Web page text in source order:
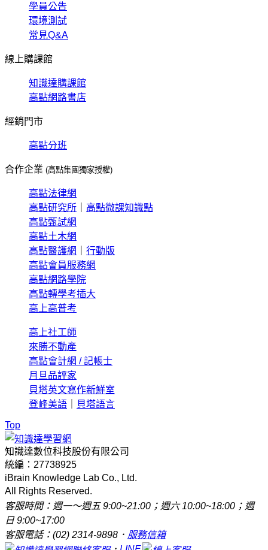
學員公告
環境測試
常見Q&A
線上購課館
知識達購課館
高點網路書店
經銷門市
高點分班
合作企業 (高點集團獨家授權)
高點法律網
高點研究所
高點微課知識點
高點甄試網
高點土木網
高點醫護網
行動版
高點會員服務網
高點網路學院
高點轉學考插大
高上高普考
高上社工師
來勝不動產
高點會計網 / 記帳士
月旦品評家
貝塔英文寫作新鮮室
登峰美語
貝塔語言
Top
知識達數位科技股份有限公司
統編：27738925
iBrain Knowledge Lab Co., Ltd.
All Rights Reserved.
客服時間：週一～週五 9:00~21:00；週六 10:00~18:00；週
日 9:00~17:00
客服電話：(02) 2314-9898． 服務信箱